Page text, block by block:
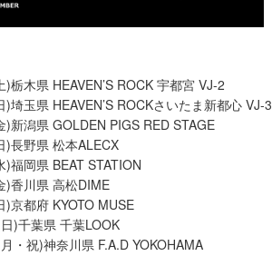
栃木県 HEAVEN’S ROCK 宇都宮 VJ-2
埼玉県 HEAVEN’S ROCKさいたま新都⼼ VJ-3
新潟県 GOLDEN PIGS RED STAGE
長野県 松本ALECX
福岡県 BEAT STATION
)香川県 高松DIME
京都府 KYOTO MUSE
)千葉県 千葉LOOK
・祝)神奈川県 F.A.D YOKOHAMA